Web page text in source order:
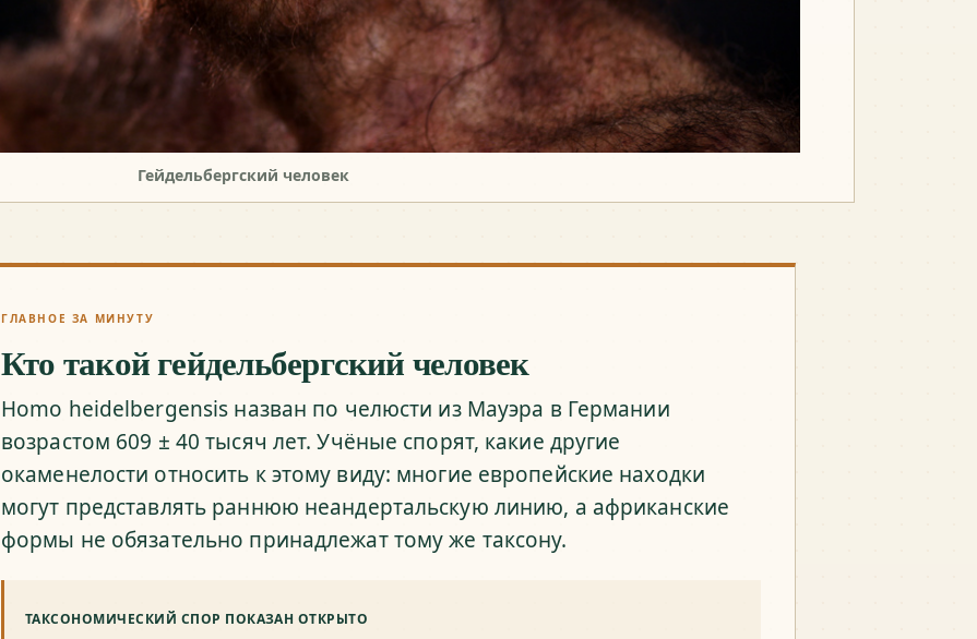
Гейдельбергский человек
ГЛАВНОЕ ЗА МИНУТУ
Кто такой гейдельбергский человек
Homo heidelbergensis назван по челюсти из Мауэра в Германии
возрастом 609 ± 40 тысяч лет. Учёные спорят, какие другие
окаменелости относить к этому виду: многие европейские находки
могут представлять раннюю неандертальскую линию, а африканские
формы не обязательно принадлежат тому же таксону.
ТАКСОНОМИЧЕСКИЙ СПОР ПОКАЗАН ОТКРЫТО